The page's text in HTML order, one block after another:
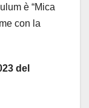
è “Mica
con la
del